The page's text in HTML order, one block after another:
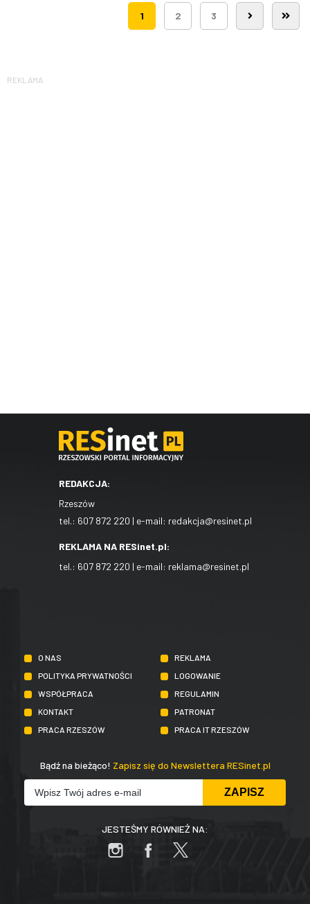
1 2 3
REKLAMA
REDAKCJA:
Rzeszów
tel.: 607 872 220 | e-mail: redakcja@resinet.pl
REKLAMA NA RESinet.pl:
tel.: 607 872 220 | e-mail: reklama@resinet.pl
O NAS
REKLAMA
POLITYKA PRYWATNOŚCI
LOGOWANIE
WSPÓŁPRACA
REGULAMIN
KONTAKT
PATRONAT
PRACA RZESZÓW
PRACA IT RZESZÓW
Bądź na bieżąco! Zapisz się do Newslettera RESinet.pl
JESTEŚMY RÓWNIEŻ NA: